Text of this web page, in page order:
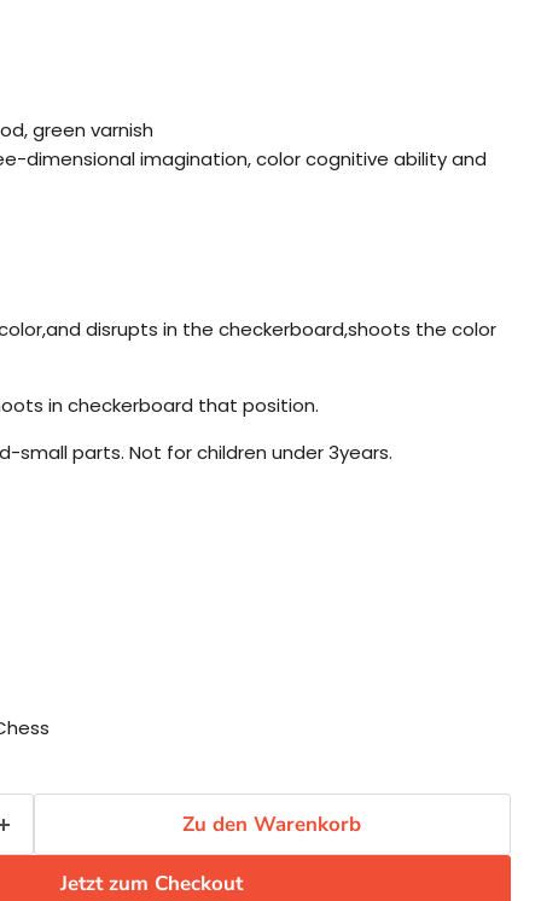
green varnish
dimensional imagination, color cognitive ability and
disrupts in the checkerboard,shoots the color
in checkerboard that position.
small parts. Not for children under 3years.
Zu den Warenkorb
Jetzt zum Checkout